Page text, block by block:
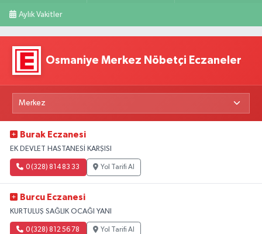
Aylık Vakitler
Osmaniye Merkez Nöbetçi Eczaneler
Burak Eczanesi
EK DEVLET HASTANESİ KARŞISI
0 (328) 814 83 33 Yol Tarifi Al
Burcu Eczanesi
KURTULUŞ SAĞLIK OCAĞI YANI
0 (328) 812 56 78 Yol Tarifi Al